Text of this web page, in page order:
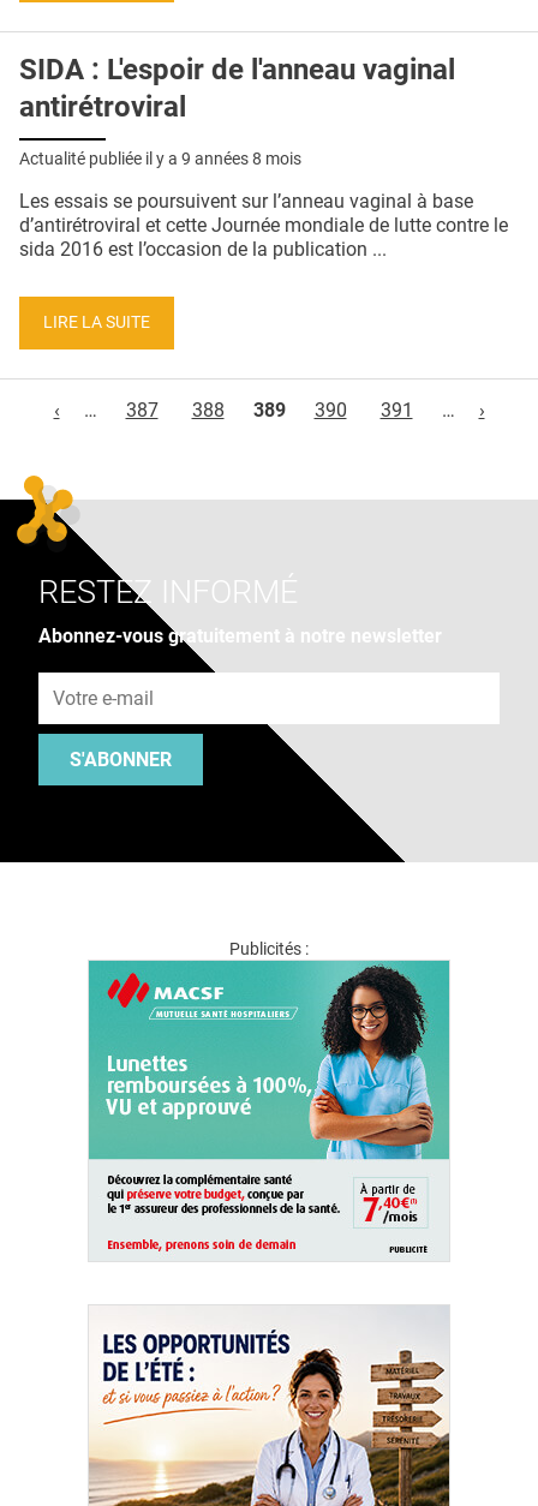
SIDA : L'espoir de l'anneau vaginal
antirétroviral
Actualité publiée il y a 9 années 8 mois
Les essais se poursuivent sur l’anneau vaginal à base
d’antirétroviral et cette Journée mondiale de lutte contre le
sida 2016 est l’occasion de la publication ...
LIRE LA SUITE
‹
… 387 388 389 390 391 … ›
RESTEZ INFORMÉ
Abonnez-vous gratuitement à notre newsletter
S'ABONNER
Publicités :